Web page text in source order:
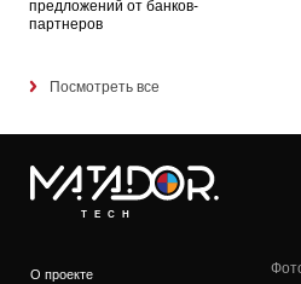
предложений от банков-
партнеров
Посмотреть все
TECH
О проекте